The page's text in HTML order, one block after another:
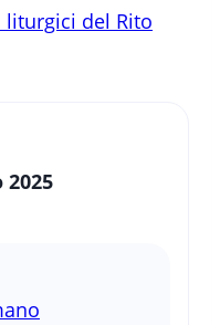
liturgici del Rito